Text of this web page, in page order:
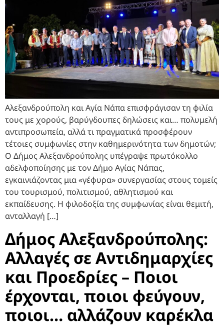
Αλεξανδρούπολη και Αγία Νάπα επισφράγισαν τη φιλία
τους με χορούς, βαρύγδουπες δηλώσεις και… πολυμελή
αντιπροσωπεία, αλλά τι πραγματικά προσφέρουν
τέτοιες συμφωνίες στην καθημερινότητα των δημοτών;
Ο Δήμος Αλεξανδρούπολης υπέγραψε πρωτόκολλο
αδελφοποίησης με τον Δήμο Αγίας Νάπας,
εγκαινιάζοντας μια «γέφυρα» συνεργασίας στους τομείς
του τουρισμού, πολιτισμού, αθλητισμού και
εκπαίδευσης. Η φιλοδοξία της συμφωνίας είναι θεμιτή,
ανταλλαγή […]
Δήμος Αλεξανδρούπολης:
Αλλαγές σε Αντιδημαρχίες
και Προεδρίες – Ποιοι
έρχονται, ποιοι φεύγουν,
ποιοι… αλλάζουν καρέκλα